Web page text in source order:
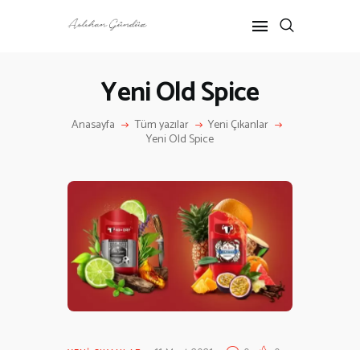
Yeni Old Spice
Anasayfa Tüm yazılar Yeni Çıkanlar
Yeni Old Spice
RÖPORTAJ
KÜLTÜR SANAT
HAKKIMDA
İLETIŞIM